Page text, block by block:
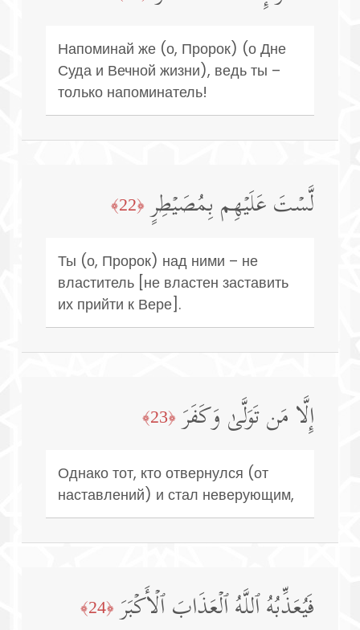
Напоминай же (о, Пророк) (о Дне
Суда и Вечной жизни), ведь ты –
только напоминатель!
لَّسۡتَ عَلَیۡهِم بِمُصَیۡطِرٍ ﴿22﴾
Ты (о, Пророк) над ними – не
властитель [не властен заставить
их прийти к Вере].
إِلَّا مَن تَوَلَّىٰ وَكَفَرَ ﴿23﴾
Однако тот, кто отвернулся (от
наставлений) и стал неверующим,
فَیُعَذِّبُهُ ٱللَّهُ ٱلۡعَذَابَ ٱلۡأَكۡبَرَ ﴿24﴾